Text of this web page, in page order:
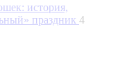
история,
праздник 4